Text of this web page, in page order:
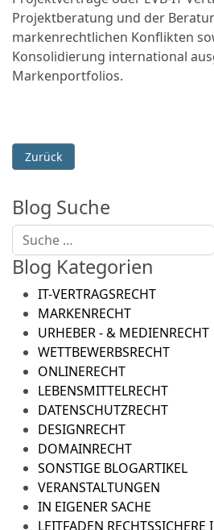
Projektberatung und der
markenrechtlichen Konflikten
Konsolidierung international
Markenportfolios.
Vorheriger Beitrag: Dynamische
Zurück
Blog Suche
Suchen
Blog Kategorien
IT-VERTRAGSRECHT
MARKENRECHT
URHEBER - & MEDIENRECHT
WETTBEWERBSRECHT
ONLINERECHT
LEBENSMITTELRECHT
DATENSCHUTZRECHT
DESIGNRECHT
DOMAINRECHT
SONSTIGE BLOGARTIKEL
VERANSTALTUNGEN
IN EIGENER SACHE
LEITFADEN RECHTSSICHERE